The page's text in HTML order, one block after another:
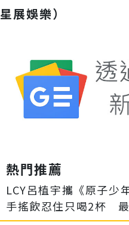
星展娛樂）
熱門推薦
LCY呂植宇攜《原子少
手搖飲忍住只喝2杯